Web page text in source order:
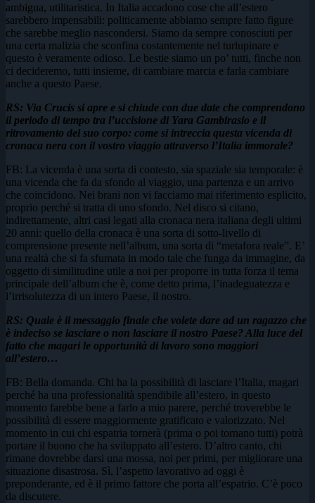
ambigua, utilitaristica. In Italia accadono cose che all’estero
sarebbero impensabili: politicamente abbiamo sempre fatto figure
che sarebbe meglio nascondersi. Siamo da sempre conosciuti per
una certa malizia che sconfina costantemente nel turlupinare e
questo è veramente odioso. Le bestie siamo un po’ tutti, finche non
ci decideremo, tutti insieme, di cambiare marcia e farla cambiare
anche a questo Paese.
RS: Via Crucis si apre e si chiude con due date che comprendono
il periodo di tempo tra l’uccisione di Yara Gambirasio e il
ritrovamento del suo corpo: come si intreccia questa vicenda di
cronaca nera con il vostro viaggio attraverso l’Italia immorale?
FB: La vicenda è una sorta di contesto, sia spaziale sia temporale: è
una vicenda che fa da sfondo al viaggio, una partenza e un arrivo
che coincidono. Nei brani non vi facciamo mai riferimento esplicito,
proprio perché si tratta di uno sfondo. Nel disco si citano,
indirettamente, altri casi legati alla cronaca nera italiana degli ultimi
20 anni: quello della cronaca è una sorta di sotto-livello di
comprensione presente nell’album, una sorta di “metafora reale”. E’
una realtà che si fa sfumata in modo tale che funga da immagine, da
oggetto di similitudine utile a noi per proporre in tutta forza il tema
principale dell’album che è, come detto prima, l’inadeguatezza e
l’irrisolutezza di un intero Paese, il nostro.
RS: Quale è il messaggio finale che volete dare ad un ragazzo che
è indeciso se lasciare o non lasciare il nostro Paese? Alla luce del
fatto che magari le opportunità di lavoro sono maggiori
all’estero…
FB: Bella domanda. Chi ha la possibilità di lasciare l’Italia, magari
perché ha una professionalità spendibile all’estero, in questo
momento farebbe bene a farlo a mio parere, perché troverebbe le
possibilità di essere maggiormente gratificato e valorizzato. Nel
momento in cui chi espatria tornerà (prima o poi tornano tutti) potrà
portare il buono che ha sviluppato all’estero. D’altro canto, chi
rimane dovrebbe darsi una mossa, noi per primi, per migliorare una
situazione disastrosa. Sì, l’aspetto lavorativo ad oggi è
preponderante, ed è il primo fattore che porta all’espatrio. C’è poco
da discutere.